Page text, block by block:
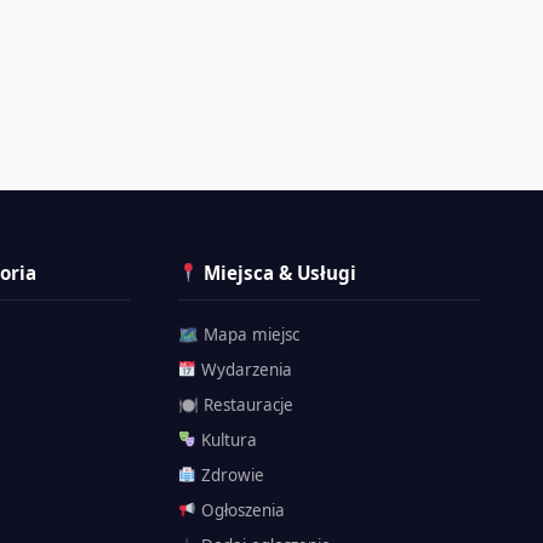
Przemyślak
Miejsca & Usługi
🗺 Mapa miejsc
Wydarzenia
🍽 Restauracje
Kultura
Zdrowie
Ogłoszenia